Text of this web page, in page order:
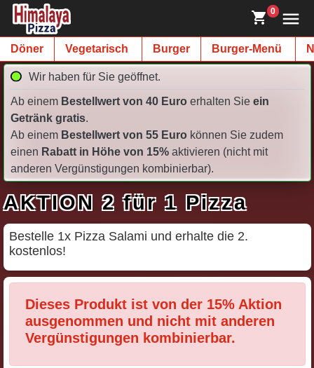
0
Döner Vegetarisch Burger Burger-Menü
Wir haben für Sie geöffnet.
Ab einem Bestellwert von 40 Euroerhalten Sie ein
Getränk gratis.
Ab einem Bestellwert von 55 Euro können Sie zudem
einen Rabatt in Höhe von 15%aktivieren (nicht mit
anderen Vergünstigungen kombinierbar).
AKTION 2 für 1 Pizza
Bestelle 1x Pizza Salami und erhalte die 2.
kostenlos!
Dieses Produkt ist von der 15% Aktion
ausgenommen und nicht mit anderen
Vergünstigungen kombinierbar.